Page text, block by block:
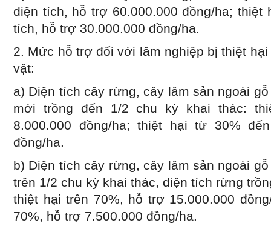
diện tích, hỗ trợ 60.000.000 đồng/ha; thiệt
tích, hỗ trợ 30.000.000 đồng/ha.
2. Mức hỗ trợ đối với lâm nghiệp bị thiệt
vật:
a) Diện tích cây rừng, cây lâm sản ngoài
mới trồng đến 1/2 chu kỳ khai thác:
8.000.000 đồng/ha; thiệt hại từ 30%
đồng/ha.
b) Diện tích cây rừng, cây lâm sản ngoài
trên 1/2 chu kỳ khai thác, diện tích rừng
thiệt hại trên 70%, hỗ trợ 15.000.000
70%, hỗ trợ 7.500.000 đồng/ha.